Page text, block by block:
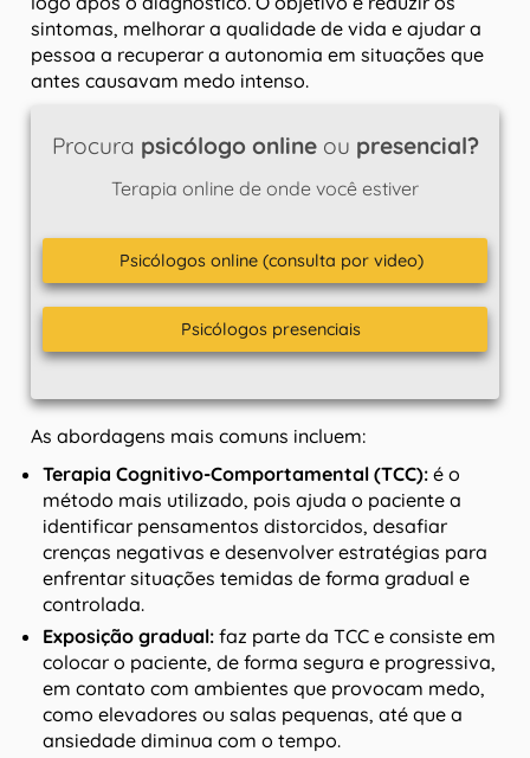
sintomas, melhorar a qualidade de vida e ajudar a
pessoa a recuperar a autonomia em situações que
antes causavam medo intenso.
Procura psicólogo onlineou presencial?
Terapia online de onde você estiver
Psicólogos online (consulta por video)
Psicólogos presenciais
As abordagens mais comuns incluem:
Terapia Cognitivo-Comportamental (TCC): é o
método mais utilizado, pois ajuda o paciente a
identificar pensamentos distorcidos, desafiar
crenças negativas e desenvolver estratégias para
enfrentar situações temidas de forma gradual e
controlada.
Exposição gradual: faz parte da TCC e consiste em
colocar o paciente, de forma segura e progressiva,
em contato com ambientes que provocam medo,
como elevadores ou salas pequenas, até que a
ansiedade diminua com o tempo.